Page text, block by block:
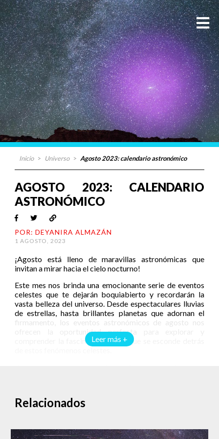
Inicio > Universo > Agosto 2023: calendario astronómico
Leer más +
AGOSTO 2023: CALENDARIO
ASTRONÓMICO
POR: DEYANIRA ALMAZÁN
1 AGOSTO, 2023
¡Agosto está lleno de maravillas astronómicas que
invitan a mirar hacia el cielo nocturno!
Este mes nos brinda una emocionante serie de eventos
celestes que te dejarán boquiabierto y recordarán la
vasta belleza del universo. Desde espectaculares lluvias
de estrellas, hasta brillantes planetas que adornan el
firmamento, los eventos astronómicos de agosto nos
ofrecen la oportunidad perfecta para explorar y
comprender la fascinante ciencia que se esconde detrás
Como sucede cada aproximadamente 29.5 días, la luna se
Relacionados